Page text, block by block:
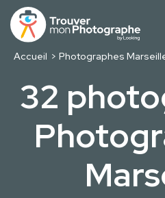
Accueil Photographes
32